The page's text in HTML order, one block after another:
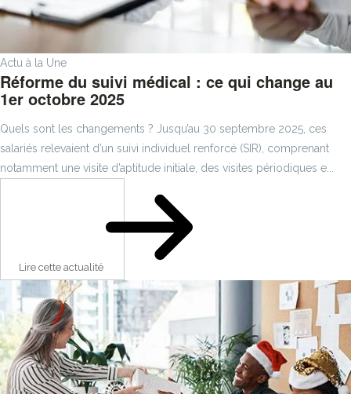
Actu à la Une
Réforme du suivi médical : ce qui change au
1er octobre 2025
Quels sont les changements ? Jusqu’au 30 septembre 2025, ces
salariés relevaient d’un suivi individuel renforcé (SIR), comprenant
notamment une visite d’aptitude initiale, des visites périodiques e...
Lire cette actualité